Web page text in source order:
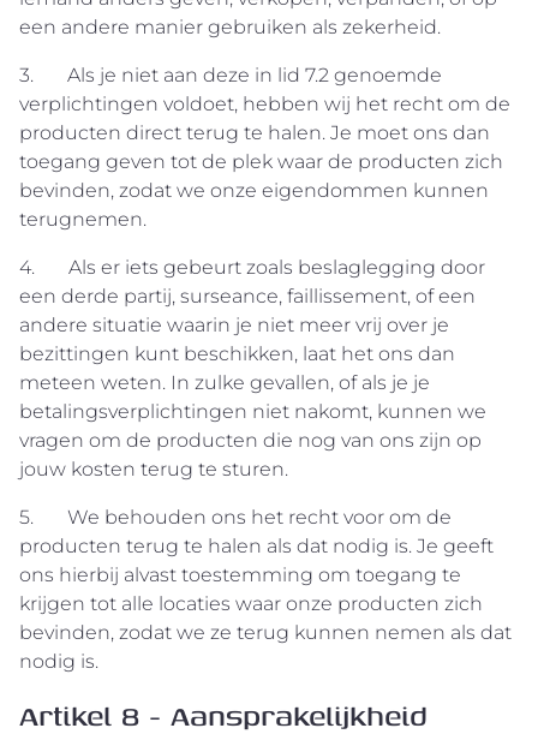
een andere manier gebruiken als zekerheid.
3. Als je niet aan deze in lid 7.2 genoemde
verplichtingen voldoet, hebben wij het recht om de
producten direct terug te halen. Je moet ons dan
toegang geven tot de plek waar de producten zich
bevinden, zodat we onze eigendommen kunnen
terugnemen.
4. Als er iets gebeurt zoals beslaglegging door
een derde partij, surseance, faillissement, of een
andere situatie waarin je niet meer vrij over je
bezittingen kunt beschikken, laat het ons dan
meteen weten. In zulke gevallen, of als je je
betalingsverplichtingen niet nakomt, kunnen we
vragen om de producten die nog van ons zijn op
jouw kosten terug te sturen.
5. We behouden ons het recht voor om de
producten terug te halen als dat nodig is. Je geeft
ons hierbij alvast toestemming om toegang te
krijgen tot alle locaties waar onze producten zich
bevinden, zodat we ze terug kunnen nemen als dat
nodig is.
Artikel 8 - Aansprakelijkheid